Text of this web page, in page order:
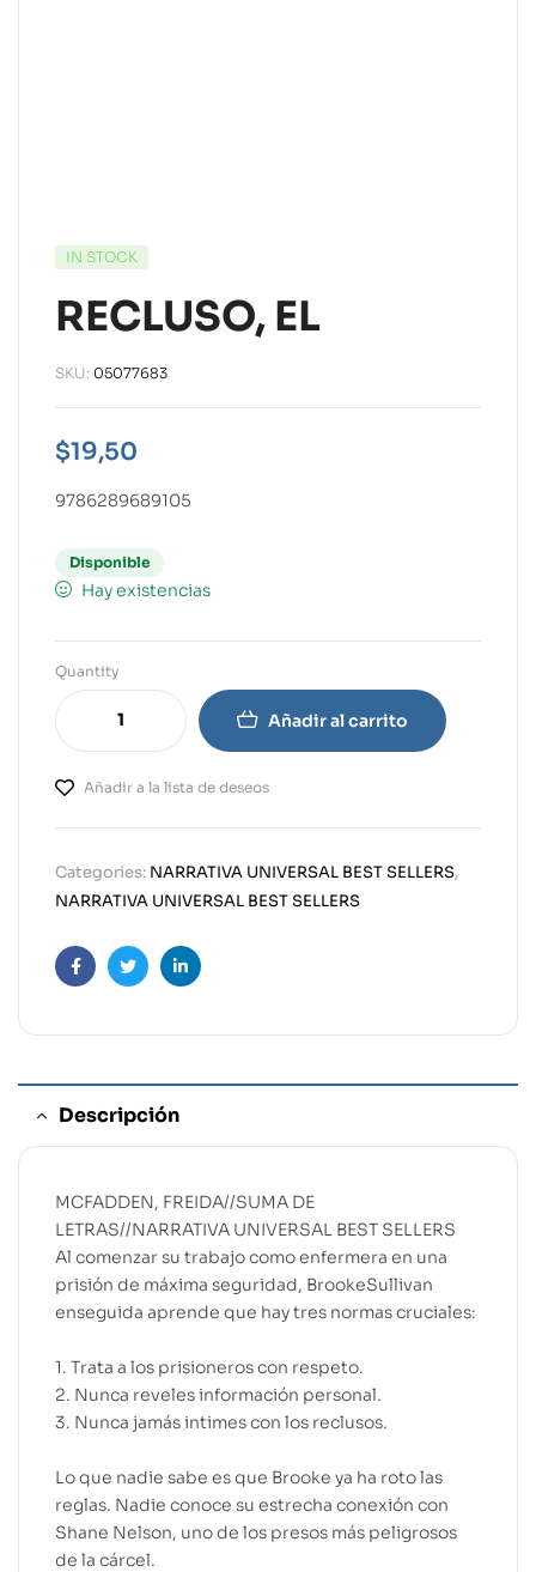
IN STOCK
RECLUSO, EL
SKU: 05077683
$19,50
9786289689105
Disponible
Hay existencias
Quantity
Añadir al carrito
Añadir a la lista de deseos
Categories: NARRATIVA UNIVERSAL BEST SELLERS,
NARRATIVA UNIVERSAL BEST SELLERS
FacebookTwitterLinkedin
Descripción
MCFADDEN, FREIDA//SUMA DE
LETRAS//NARRATIVA UNIVERSAL BEST SELLERS
Al comenzar su trabajo como enfermera en una
prisión de máxima seguridad, BrookeSullivan
enseguida aprende que hay tres normas cruciales:
1. Trata a los prisioneros con respeto.
2. Nunca reveles información personal.
3. Nunca jamás intimes con los reclusos.
Lo que nadie sabe es que Brooke ya ha roto las
reglas. Nadie conoce su estrecha conexión con
Shane Nelson, uno de los presos más peligrosos
de la cárcel.